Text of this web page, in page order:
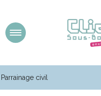
Aller
navigation
Parrainage civil